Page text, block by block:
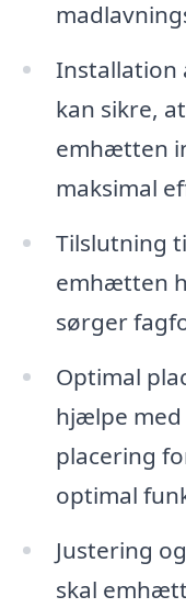
Installation
kan sikre,
emhætten
maksimal
Tilslutning
emhætten
sørger
Optimal
hjælpe
placering
optimal
Justering
skal